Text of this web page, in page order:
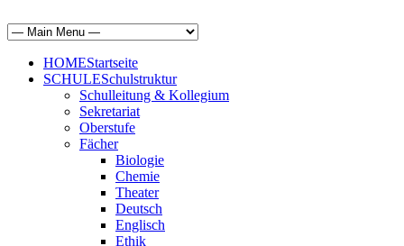
HOMEStartseite
SCHULESchulstruktur
Schulleitung & Kollegium
Sekretariat
Oberstufe
Fächer
Biologie
Chemie
Theater
Deutsch
Englisch
Ethik